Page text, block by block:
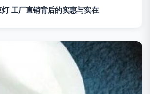
工厂直销背后的实惠与实在